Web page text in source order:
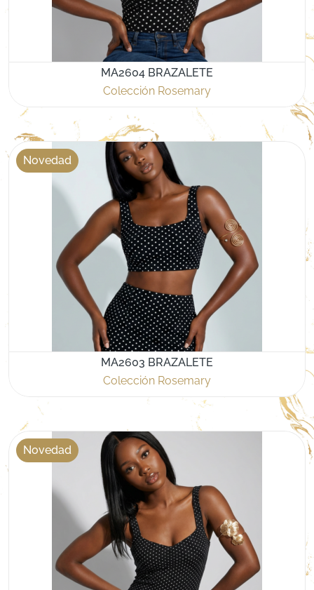
MA2604 BRAZALETE
Colección Rosemary
Novedad
MA2603 BRAZALETE
Colección Rosemary
Novedad